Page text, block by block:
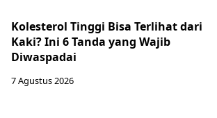
Kolesterol Tinggi Bisa Terlihat dari
Kaki? Ini 6 Tanda yang Wajib
Diwaspadai
7 Agustus 2026